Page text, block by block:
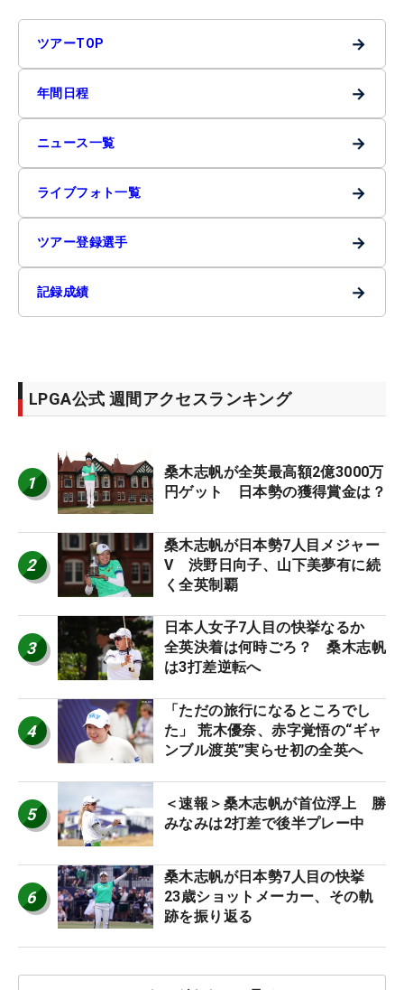
ツアーTOP →
年間日程 →
ニュース一覧 →
ライブフォト一覧 →
ツアー登録選手 →
記録成績 →
LPGA公式 週間アクセスランキング
1
桑木志帆が全英最高額2億3000万
円ゲット 日本勢の獲得賞金は？
2
桑木志帆が日本勢7人目メジャー
V 渋野日向子、山下美夢有に続
く全英制覇
3
日本人女子7人目の快挙なるか
全英決着は何時ごろ？ 桑木志帆
は3打差逆転へ
4
「ただの旅行になるところでし
た」 荒木優奈、赤字覚悟の“ギャ
ンブル渡英”実らせ初の全英へ
5
＜速報＞桑木志帆が首位浮上 勝
みなみは2打差で後半プレー中
6
桑木志帆が日本勢7人目の快挙
23歳ショットメーカー、その軌
跡を振り返る